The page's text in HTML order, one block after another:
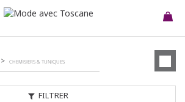
FILTRER
CHEMISIERS & TUNIQUES